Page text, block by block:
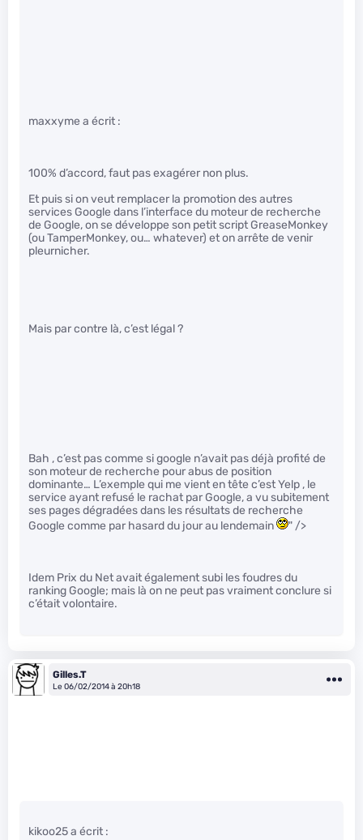
maxxyme a écrit :
100% d’accord, faut pas exagérer non plus.
Et puis si on veut remplacer la promotion des autres
services Google dans l’interface du moteur de recherche
de Google, on se développe son petit script GreaseMonkey
(ou TamperMonkey, ou… whatever) et on arrête de venir
pleurnicher.
Mais par contre là, c’est légal ?
Bah , c’est pas comme si google n’avait pas déjà profité de
son moteur de recherche pour abus de position
dominante… L’exemple qui me vient en tête c’est Yelp , le
service ayant refusé le rachat par Google, a vu subitement
ses pages dégradées dans les résultats de recherche
Google comme par hasard du jour au lendemain
" />
Idem Prix du Net avait également subi les foudres du
ranking Google; mais là on ne peut pas vraiment conclure si
c’était volontaire.
Gilles.T
Le 06/02/2014 à 20h18
kikoo25 a écrit :